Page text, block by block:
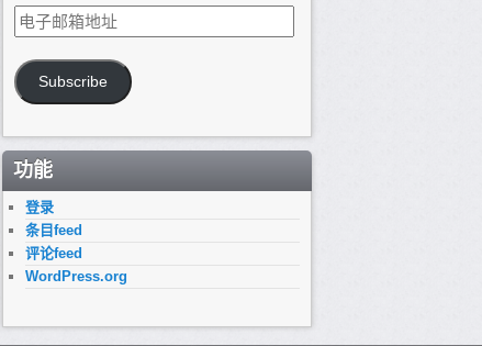
电
子
箱
地
Subscribe
功能
登录
条目feed
评论feed
WordPress.org